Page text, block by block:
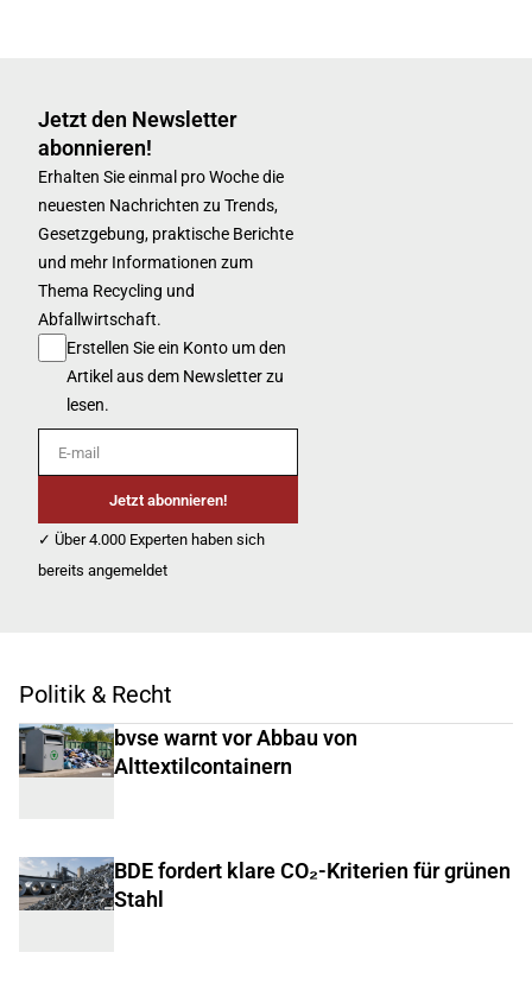
Jetzt den Newsletter
abonnieren!
Erhalten Sie einmal pro Woche die
neuesten Nachrichten zu Trends,
Gesetzgebung, praktische Berichte
und mehr Informationen zum
Thema Recycling und
Abfallwirtschaft.
Erstellen Sie ein Konto um den
Artikel aus dem Newsletter zu
lesen.
E-mail
Jetzt abonnieren!
✓ Über 4.000 Experten haben sich
bereits angemeldet
Politik & Recht
bvse warnt vor Abbau von
Alttextilcontainern
BDE fordert klare CO₂-Kriterien für grünen
Stahl